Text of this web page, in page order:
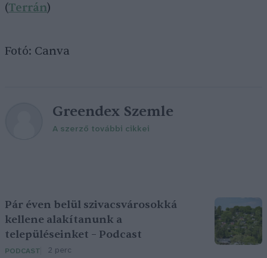
(Terrán)
Fotó: Canva
Greendex Szemle
A szerző további cikkei
Pár éven belül szivacsvárosokká
kellene alakítanunk a
településeinket – Podcast
PODCAST 2 perc